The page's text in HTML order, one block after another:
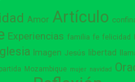
Amor Artículo
Experiencias familia fe felicidad
Iglesia Imagen Jesús libertad
Mozambique mujer navidad